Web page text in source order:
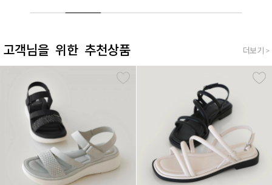
고객님을 위한 추천상품 더보기 >